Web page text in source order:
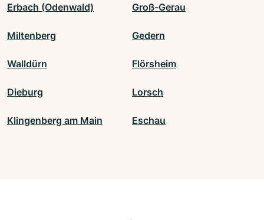
Erbach (Odenwald) Groß-Gerau
Miltenberg Gedern
Walldürn Flörsheim
Dieburg Lorsch
Klingenberg am Main Eschau